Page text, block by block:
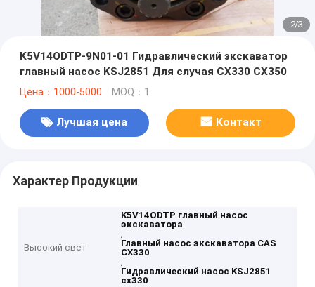
2/3
K5V14ODTP-9N01-01 Гидравлический экскаватор
главный насос KSJ2851 Для случая CX330 CX350
Цена：1000-5000 MOQ：1
Лучшая цена Контакт
Характер Продукции
Высокий свет
K5V14ODTP главный насос
экскаватора
,
Главный насос экскаватора CAS
CX330
,
Гидравлический насос KSJ2851
cx330